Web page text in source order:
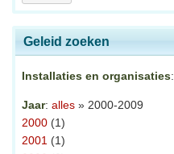
Geleid zoeken
Installaties en organisaties:
Jaar: alles » 2000-2009
2000 (1)
2001 (1)